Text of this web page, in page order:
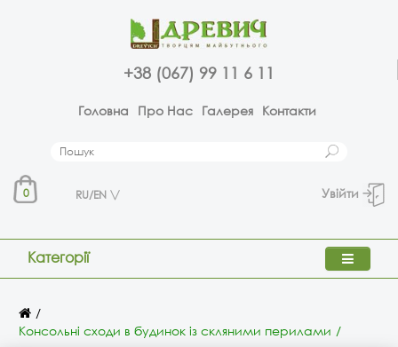
+38 (067) 99 11 6 11
Головна Про Нас Галерея Контакти
0 RU/EN Увійти
Категорії
Консольні сходи в будинок із скляними перилами